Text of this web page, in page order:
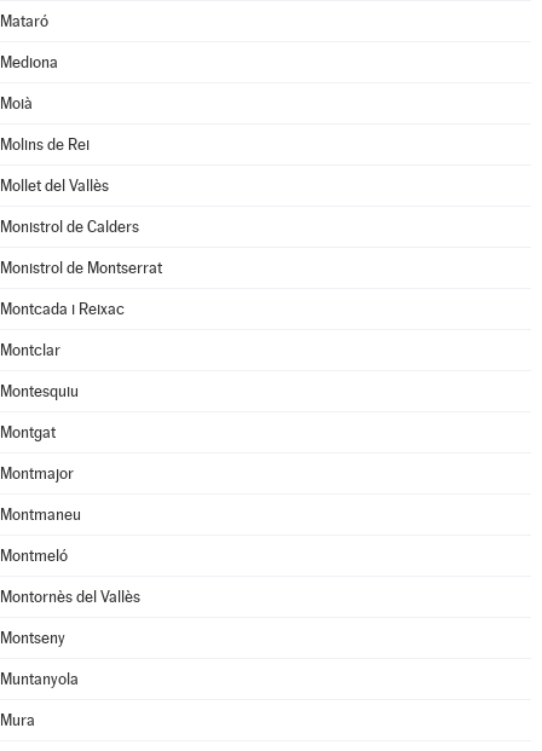
Mataró
Mediona
Moià
Molins de Rei
Mollet del Vallès
Monistrol de Calders
Monistrol de Montserrat
Montcada i Reixac
Montclar
Montesquiu
Montgat
Montmajor
Montmaneu
Montmeló
Montornès del Vallès
Montseny
Muntanyola
Mura